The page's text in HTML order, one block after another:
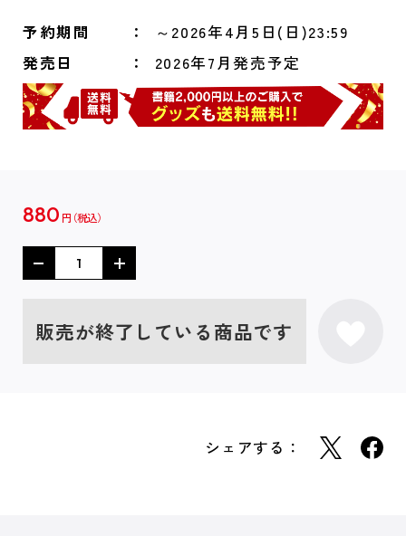
予約期間
～2026年4月5日(日)23:59
発売日
2026年7月発売予定
880 円
販売が終了している商品です
シェアする：